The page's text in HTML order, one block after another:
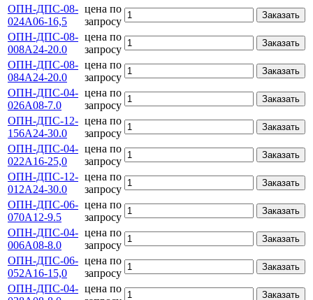
ОПН-ДПС-08-
024А06-16,5
цена по
запросу
Заказать
ОПН-ДПС-08-
008А24-20.0
цена по
запросу
Заказать
ОПН-ДПС-08-
084А24-20.0
цена по
запросу
Заказать
ОПН-ДПС-04-
026А08-7.0
цена по
запросу
Заказать
ОПН-ДПС-12-
156А24-30.0
цена по
запросу
Заказать
ОПН-ДПС-04-
022А16-25,0
цена по
запросу
Заказать
ОПН-ДПС-12-
012А24-30.0
цена по
запросу
Заказать
ОПН-ДПС-06-
070А12-9.5
цена по
запросу
Заказать
ОПН-ДПС-04-
006А08-8.0
цена по
запросу
Заказать
ОПН-ДПС-06-
052А16-15,0
цена по
запросу
Заказать
ОПН-ДПС-04- цена по
Заказать